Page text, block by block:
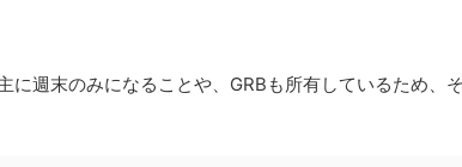
週末のみになることや、GRBも所有しているため、